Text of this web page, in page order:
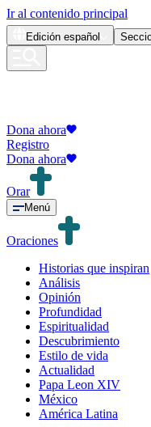
Ir al contenido principal
Edición español
Dona ahora
Registro
Dona ahora
Orar
Menú
Oraciones
Historias que inspiran
Análisis
Opinión
Profundidad
Espiritualidad
Descubrimiento
Estilo de vida
Actualidad
Papa Leon XIV
México
América Latina